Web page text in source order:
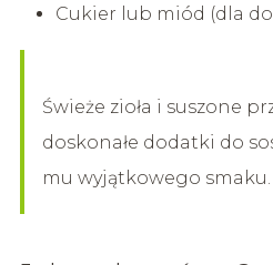
Cukier lub miód (dla
Świeże zioła i suszone
doskonałe dodatki do
mu wyjątkowego smaku.